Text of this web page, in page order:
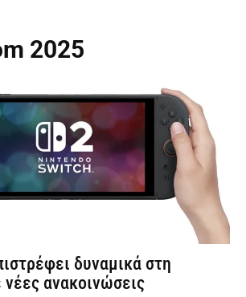
2025
δυναμικά στη
ανακοινώσεις